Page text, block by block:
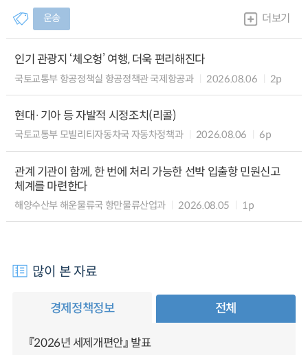
운송 더보기
인기 관광지 ‘체오헝’ 여행, 더욱 편리해진다
국토교통부 항공정책실 항공정책관 국제항공과 2026.08.06 2p
현대·기아 등 자발적 시정조치(리콜)
국토교통부 모빌리티자동차국 자동차정책과 2026.08.06 6p
관계 기관이 함께, 한 번에 처리 가능한 선박 입출항 민원신고
체계를 마련한다
해양수산부 해운물류국 항만물류산업과 2026.08.05 1p
많이 본 자료
경제정책정보 전체
『2026년 세제개편안』 발표